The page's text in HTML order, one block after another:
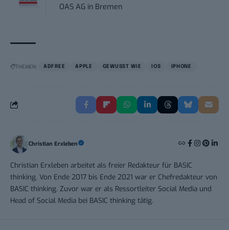
OAS AG in Bremen
THEMEN: ADFREE APPLE GEWUSST WIE IOS IPHONE
Christian Erxleben
Christian Erxleben arbeitet als freier Redakteur für BASIC
thinking. Von Ende 2017 bis Ende 2021 war er Chefredakteur von
BASIC thinking. Zuvor war er als Ressortleiter Social Media und
Head of Social Media bei BASIC thinking tätig.